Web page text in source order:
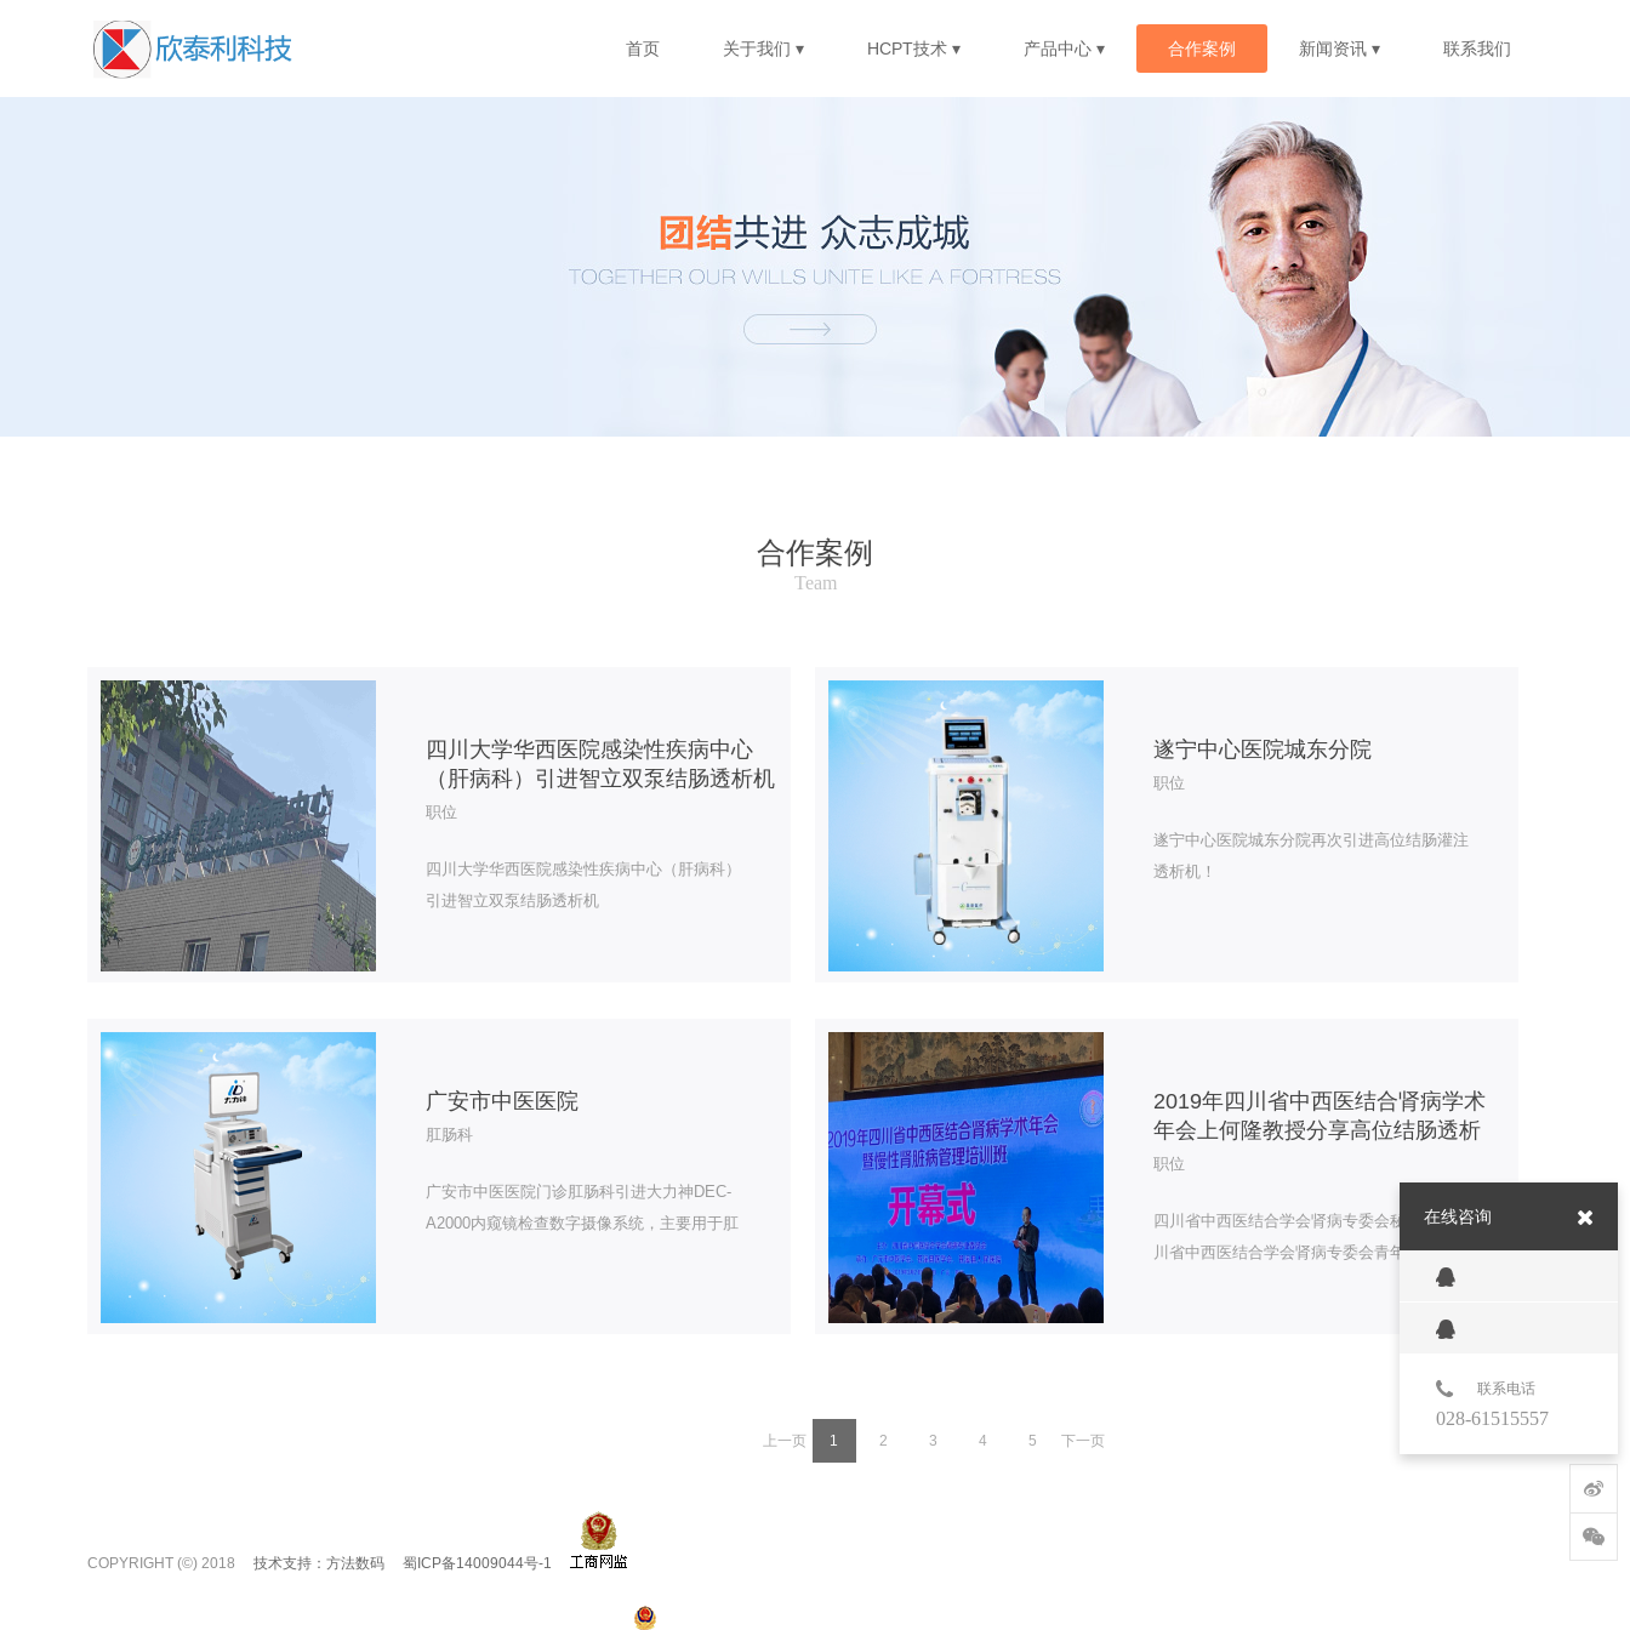
首页 关于我们 ▾ HCPT技术 ▾ 产品中心 ▾ 合作案例 新闻资讯 ▾ 联系我们
合作案例
Team
四川大学华西医院感染性疾病中心
（肝病科）引进智立双泵结肠透析机
职位
四川大学华西医院感染性疾病中心（肝病科）
引进智立双泵结肠透析机
遂宁中心医院城东分院
职位
遂宁中心医院城东分院再次引进高位结肠灌注
透析机！
广安市中医医院
肛肠科
广安市中医医院门诊肛肠科引进大力神DEC-
A2000内窥镜检查数字摄像系统，主要用于肛
2019年四川省中西医结合肾病学术
年会上何隆教授分享高位结肠透析
职位
四川省中西医结合学会肾病专委会秘书长、四
川省中西医结合学会肾病专委会青年委员会主
任委员何隆教授，在2019年肾病学术年会上的
分享，从《黄帝内经》讲起，通腑降浊的机
较，分析高位结肠透机制，通腑降浊的优选方
案，何隆教授深入浅出的讲解，追根溯源，为
上一页 1 2 3 4 5 下一页
COPYRIGHT (©) 2018 技术支持：方法数码 蜀ICP备14009044号-1
在线咨询
联系电话
028-61515557